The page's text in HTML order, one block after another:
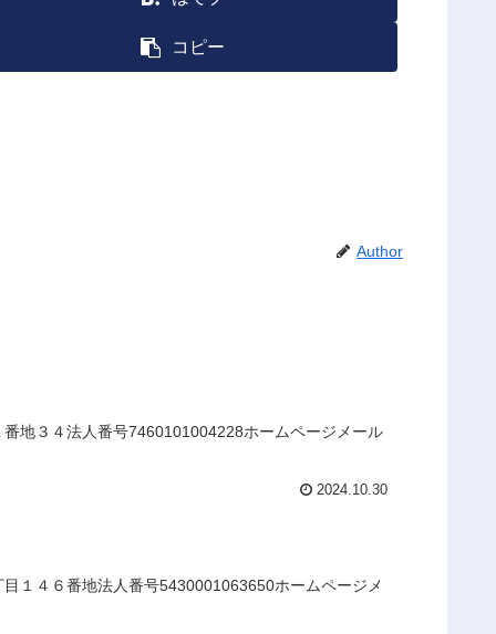
コピー
Author
地３４法人番号7460101004228ホームページメール
2024.10.30
１４６番地法人番号5430001063650ホームページメ